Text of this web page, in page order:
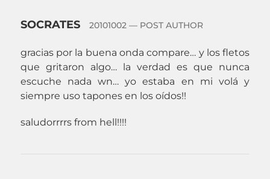
SOCRATES 20101002— POST AUTHOR
gracias por la buena onda compare… y los fletos
que gritaron algo… la verdad es que nunca
escuche nada wn… yo estaba en mi volá y
siempre uso tapones en los oídos!!
saludorrrrs from hell!!!!